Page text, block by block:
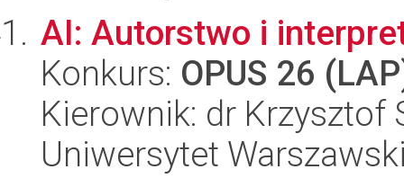
AI: Autorstwo i
Konkurs: OPUS 26
Kierownik: dr Krzysztof
Uniwersytet